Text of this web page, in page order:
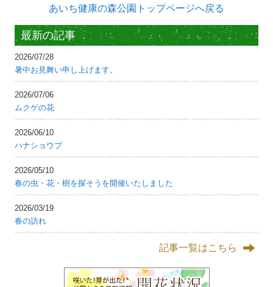
あいち健康の森公園トップページへ戻る
最新の記事
2026/07/28
暑中お見舞い申し上げます。
2026/07/06
ムクゲの花
2026/06/10
ハナショウブ
2026/05/10
春の虫・花・樹を探そうを開催いたしました
2026/03/19
春の訪れ
記事一覧はこちら